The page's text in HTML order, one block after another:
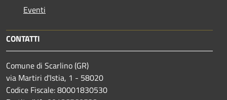
Eventi
CONTATTI
Comune di Scarlino (GR)
via Martiri d'Istia, 1 - 58020
Codice Fiscale: 80001830530